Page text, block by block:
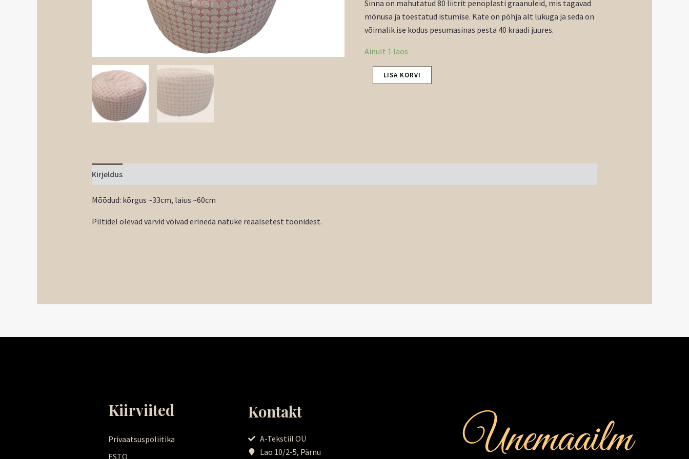
Sinna on mahutatud 80 liitrit penoplasti graanuleid, mis tagavad
mõnusa ja toestatud istumise. Kate on põhja alt lukuga ja seda on
võimalik ise kodus pesumasinas pesta 40 kraadi juures.
Ainult 1 laos
LISA KORVI
Kirjeldus
Mõõdud: kõrgus ~33cm, laius ~60cm
Piltidel olevad värvid võivad erineda natuke reaalsetest toonidest.
Kiirviited
Privaatsuspoliitika
ESTO
Kontakt
A-Tekstiil OÜ
Lao 10/2-5, Pärnu